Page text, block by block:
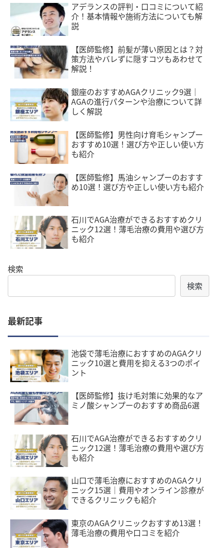
アデランスの評判・口コミについて紹
介！基本情報や施術方法についても解
説
【医師監修】前髪が薄い原因とは？対
策方法やバレずに隠すコツもあわせて
解説！
銀座のおすすめAGAクリニック9選｜
AGAの進行パターンや治療について詳
しく解説
【医師監修】男性向け育毛シャンプー
おすすめ10選！選び方や正しい使い方
も紹介
【医師監修】馬油シャンプーのおすす
め10選！選び方や正しい使い方も紹介
石川でAGA治療ができるおすすめクリ
ニック12選！薄毛治療の費用や選び方
も紹介
検索
検索
最新記事
池袋で薄毛治療におすすめのAGAクリ
ニック10選と費用を抑える3つのポイ
ント
【医師監修】抜け毛対策に効果的なア
ミノ酸シャンプーのおすすめ商品6選
石川でAGA治療ができるおすすめクリ
ニック12選！薄毛治療の費用や選び方
も紹介
山口で薄毛治療におすすめのAGAクリ
ニック15選｜費用やオンライン診療が
できるクリニックも紹介
東京のAGAクリニックおすすめ13選！
薄毛治療の費用や口コミを紹介